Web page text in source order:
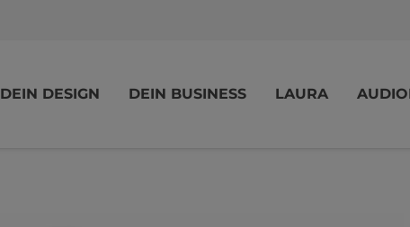
DEIN DESIGN DEIN BUSINESS LAURA